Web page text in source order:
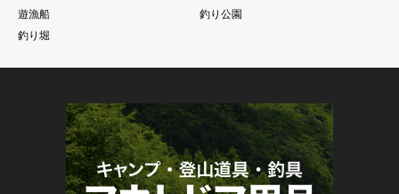
遊漁船
釣り公園
釣り堀